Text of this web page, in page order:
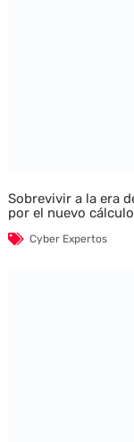
Sobrevivir a la era
por el nuevo
Cyber Expertos